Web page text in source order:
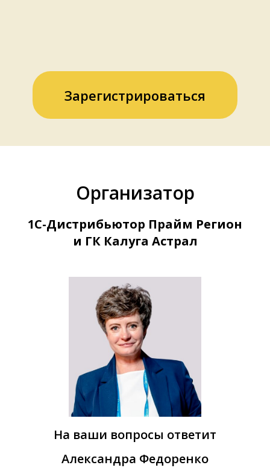
Зарегистрироваться
Организатор
1С-Дистрибьютор Прайм Регион
и ГК Калуга Астрал
На ваши вопросы ответит
Александра Федоренко